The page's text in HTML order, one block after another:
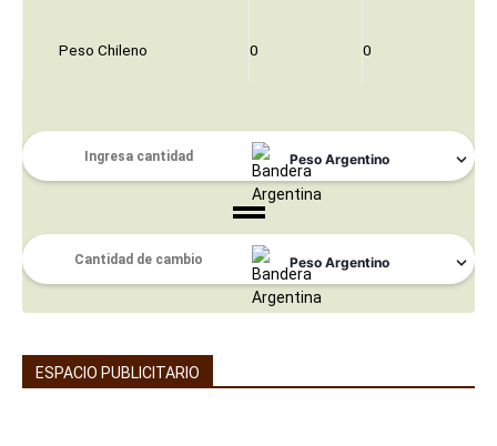
Peso Chileno 0 0
ESPACIO PUBLICITARIO